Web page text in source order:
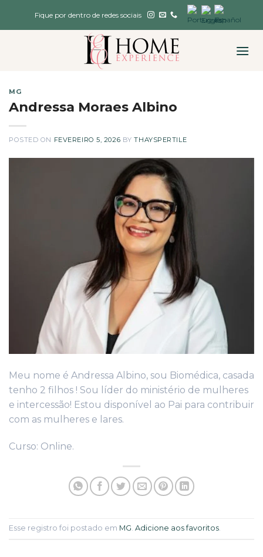
Fique por dentro de redes sociais
MG
Andressa Moraes Albino
POSTED ON FEVEREIRO 5, 2026 BYTHAYSPERTILE
Meu nome é Andressa Albino, sou Biomédica, casada
tenho 2 filhos ! Sou líder do ministério de mulheres
e intercessão! Estou disponível ao Pai para contribuir
com as mulheres e lares.
Curso: Online.
Esse registro foi postado em MG Adicione aos favoritos